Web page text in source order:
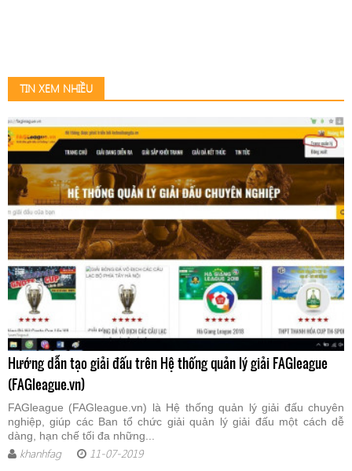
TIN XEM NHIỀU
Hướng dẫn tạo giải đấu trên Hệ thống quản lý giải FAGleague
(FAGleague.vn)
FAGleague (FAGleague.vn) là Hệ thống quản lý giải đấu chuyên
nghiệp, giúp các Ban tổ chức giải quản lý giải đấu một cách dễ
dàng, hạn chế tối đa những...
khanhfag 11-07-2019